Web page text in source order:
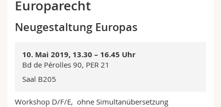
Math.-Nat. und Med. Fak.
Interfakultär
Mitarbeitende
Doktorierende
Webmail
Vorlesungsverzeichnis
MyUnifr
Europarecht
Neugestaltung Europas
10. Mai 2019, 13.30 – 16.45 Uhr
Bd de Pérolles 90, PER 21
Saal B205
Workshop D/F/E, ohne Simultanübersetzung